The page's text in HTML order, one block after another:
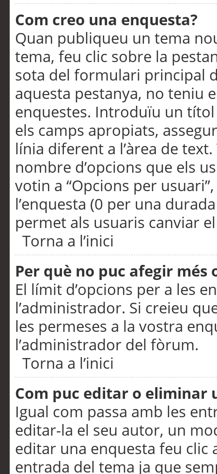
Com creo una enquesta?
Quan publiqueu un tema
tema, feu clic sobre la
sota del formulari principal
aquesta pestanya, no teniu
enquestes. Introduïu un
els camps apropiats,
línia diferent a l’àrea de
nombre d’opcions que els
votin a “Opcions per
l’enquesta (0 per una
permet als usuaris canviar
Torna a l’inici
Per què no puc afegir més
El límit d’opcions per a les
l’administrador. Si creieu
les permeses a la vostra
l’administrador del fòrum.
Torna a l’inici
Com puc editar o eliminar
Igual com passa amb les
editar-la el seu autor, un
editar una enquesta feu clic
entrada del tema ja que